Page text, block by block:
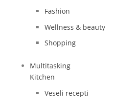
Fashion
Wellness & beauty
Shopping
Multitasking
Kitchen
Veseli recepti